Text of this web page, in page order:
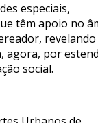
especiais,
têm apoio no
agora, por
social.